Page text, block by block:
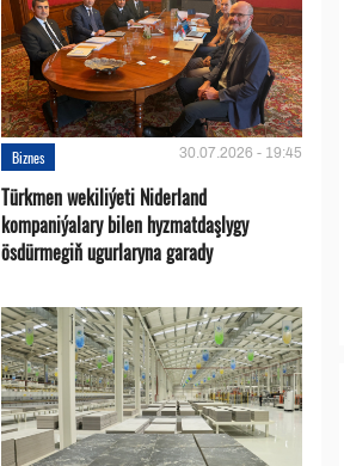
Biznes 30.07.2026 - 19:45
Türkmen wekiliýeti Niderland
kompaniýalary bilen hyzmatdaşlygy
ösdürmegiň ugurlaryna garady